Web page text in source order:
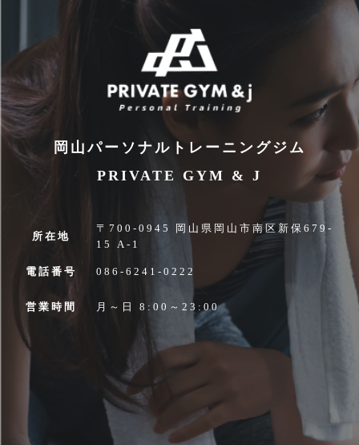
岡山パーソナルトレーニングジム
PRIVATE GYM & J
所在地
〒700-0945 岡山県岡山市南区新保679-
15 A-1
電話番号 086-6241-0222
営業時間 月～日 8:00～23:00